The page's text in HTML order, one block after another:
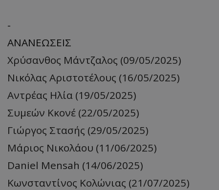
-
ΑΝΑΝΕΩΣΕΙΣ
Χρύσανθος Μάντζαλος (09/05/2025)
Νικόλας Αριστοτέλους (16/05/2025)
Αντρέας Ηλία (19/05/2025)
Συμεών Κκονέ (22/05/2025)
Γιώργος Στασής (29/05/2025)
Μάριος Νικολάου (11/06/2025)
Daniel Mensah (14/06/2025)
Κωνσταντίνος Κολώνιας (21/07/2025)